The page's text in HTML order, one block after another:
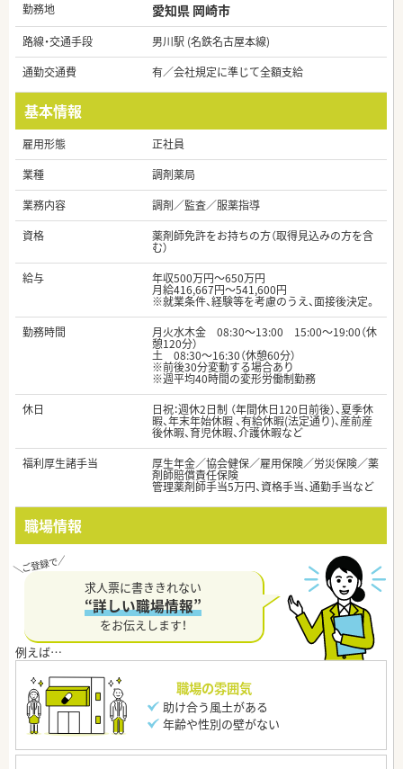
勤務地 愛知県 岡崎市
路線・交通手段
男川駅 (名鉄名古屋本線)
通勤交通費
有／会社規定に準じて全額支給
基本情報
雇用形態
正社員
業種
調剤薬局
業務内容
調剤／監査／服薬指導
資格
薬剤師免許をお持ちの方（取得見込みの方を含
む）
給与
年収500万円～650万円
月給416,667円～541,600円
※就業条件、経験等を考慮のうえ、面接後決定。
勤務時間
月火水木金 08:30～13:00 15:00～19:00（休
憩120分）
土 08:30～16:30（休憩60分）
※前後30分変動する場合あり
※週平均40時間の変形労働制勤務
休日
日祝：週休2日制 （年間休日120日前後）、夏季休
暇、年末年始休暇 、有給休暇(法定通り)、産前産
後休暇、育児休暇、介護休暇など
福利厚生諸手当
厚生年金／協会健保／雇用保険／労災保険／薬
剤師賠償責任保険
管理薬剤師手当5万円、資格手当、通勤手当など
職場情報
求人票に書ききれない
“詳しい職場情報”
をお伝えします！
職場の雰囲気
助け合う風土がある
年齢や性別の壁がない